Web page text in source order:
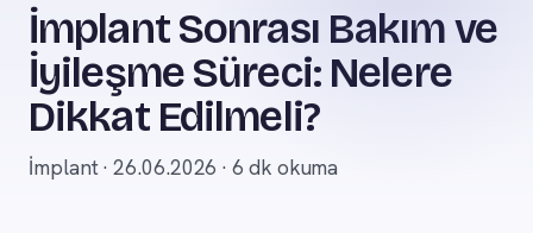
İmplant Sonrası Bakım ve
İyileşme Süreci: Nelere
Dikkat Edilmeli?
İmplant · 26.06.2026 · 6 dk okuma